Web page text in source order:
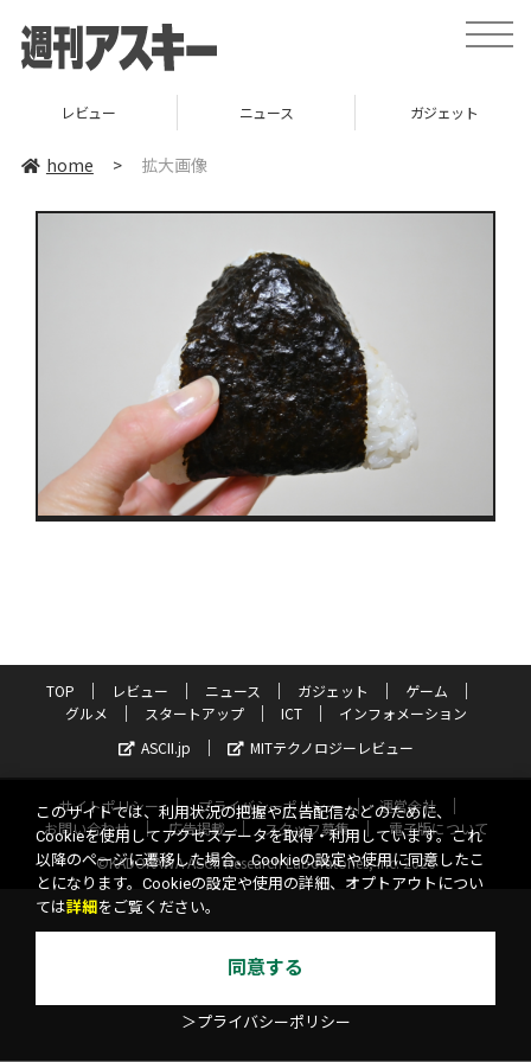
toggle
レビュー ニュース ガジェット
home > 拡大画像
TOP レビュー ニュース ガジェット
ゲーム
グルメ
スタートアップ ICT
インフォメーション
ASCII.jp
MITテクノロジーレビュー
サイトポリシー プライバシーポリシー
運営会社
お問い合わせ
広告掲載 スタッフ募集
電子版について
©KADOKAWA ASCII Research Laboratories, Inc. 2026
このサイトでは、利用状況の把握や広告配信などのために、
Cookieを使用してアクセスデータを取得・利用しています。これ
以降のページに遷移した場合、Cookieの設定や使用に同意したこ
とになります。Cookieの設定や使用の詳細、オプトアウトについ
ては詳細 をご覧ください。
同意する
＞プライバシーポリシー